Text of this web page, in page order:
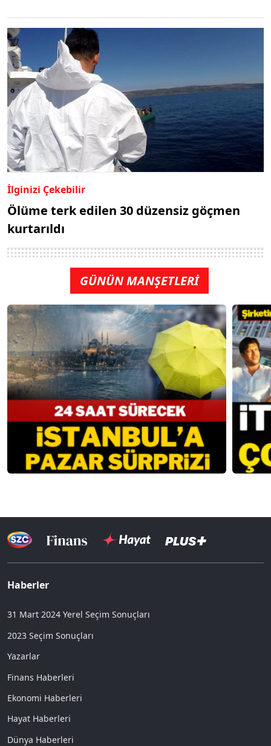
İlginizi Çekebilir
Ölüme terk edilen 30 düzensiz göçmen
kurtarıldı
GÜNÜN MANŞETLERİ
Haberler
31 Mart 2024 Yerel Seçim Sonuçları
2023 Seçim Sonuçları
Yazarlar
Finans Haberleri
Ekonomi Haberleri
Hayat Haberleri
Dünya Haberleri